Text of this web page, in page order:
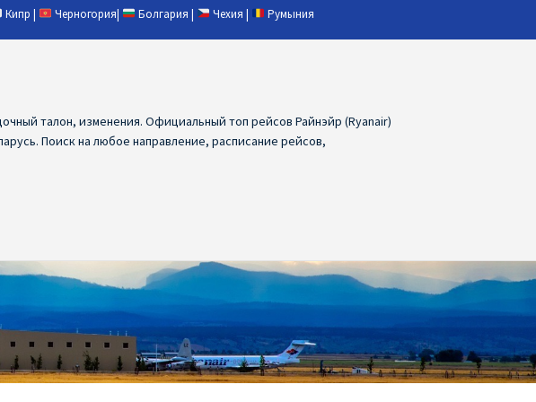
Кипр | Черногория| Болгария | Чехия | Румыния
талон, изменения. Официальный топ рейсов Райнэйр (Ryanair)
Поиск на любое направление, расписание рейсов,
Ryanair ГрецияRyanair дешевые авиабилеты
из КаунасаRyanair из ЛаппеенрантыRyanair из Лондона
ИЗ ЧЕХИИ | ПРАГА, ОСТРАВА, ПАРДУБИЦЕ, БРНО